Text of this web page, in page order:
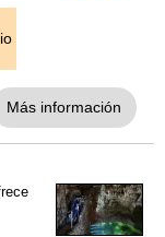
Más información